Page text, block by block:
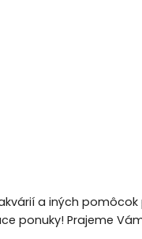
a iných
ponuky! Prajeme